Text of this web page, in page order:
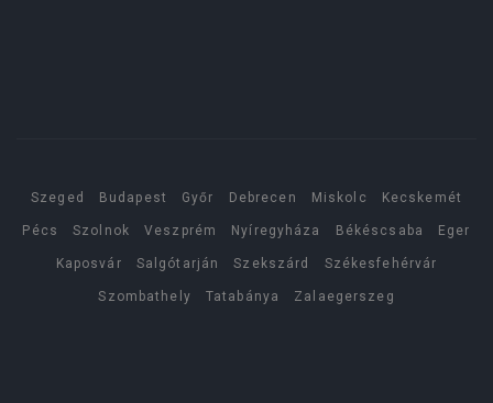
Szeged Budapest Győr Debrecen Miskolc Kecskemét
Pécs Szolnok Veszprém Nyíregyháza Békéscsaba Eger
Kaposvár Salgótarján Szekszárd Székesfehérvár
Szombathely Tatabánya Zalaegerszeg